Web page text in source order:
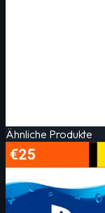
Ähnliche Produkte